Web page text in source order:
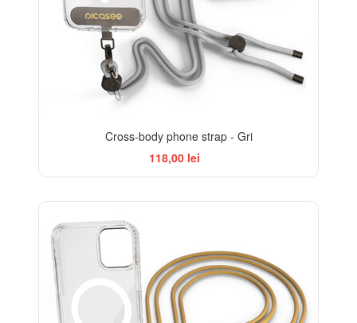
Cross-body phone strap - Gri
118,00 lei